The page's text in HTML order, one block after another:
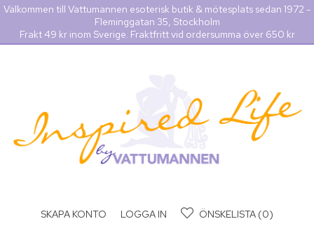
Välkommen till Vattumannen esoterisk butik & mötesplats sedan 1972 -
Fleminggatan 35, Stockholm
Frakt 49 kr inom Sverige. Fraktfritt vid ordersumma över 650 kr
SKAPA KONTO LOGGA IN ÖNSKELISTA (0)